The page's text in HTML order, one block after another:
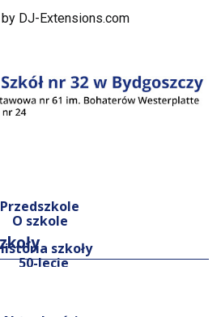
by DJ-Extensions.com
Przedszkole
O szkole
szkoły
50-lecie